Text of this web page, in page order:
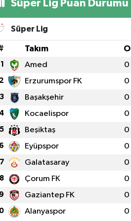
Süper Lig Puan Durumu
Süper Lig
Takım O
1 Amed 0
Erzurumspor FK 0
3 Başakşehir 0
Kocaelispor 0
5 Beşiktaş 0
Eyüpspor 0
7 Galatasaray 0
8 Çorum FK 0
Gaziantep FK 0
Alanyaspor 0